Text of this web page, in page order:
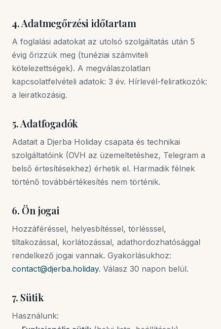
4. Adatmegőrzési időtartam
A foglalási adatokat az utolsó szolgáltatás után 5
évig őrizzük meg (tunéziai számviteli
kötelezettségek). A megválaszolatlan
kapcsolatfelvételi adatok: 3 év. Hírlevél-feliratkozók:
a leiratkozásig.
5. Adatfogadók
Adatait a Djerba Holiday csapata és technikai
szolgáltatóink (OVH az üzemeltetéshez, Telegram a
belső értesítésekhez) érhetik el. Harmadik félnek
történő továbbértékesítés nem történik.
6. Ön jogai
Hozzáféréssel, helyesbítéssel, törlésssel,
tiltakozással, korlátozással, adathordozhatósággal
rendelkező jogai vannak. Gyakorlásukhoz:
contact@djerba.holiday. Válasz 30 napon belül.
7. Sütik
Használunk: